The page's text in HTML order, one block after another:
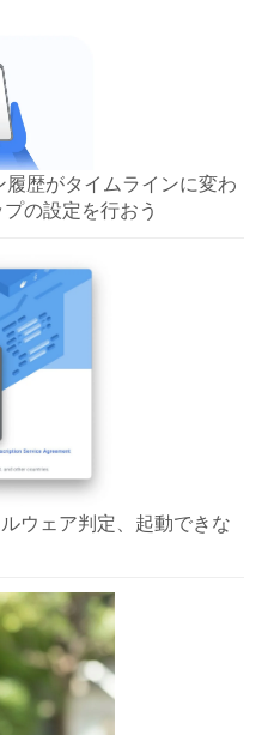
歴がタイムラインに変わ
の設定を行おう
ウェア判定、起動できな